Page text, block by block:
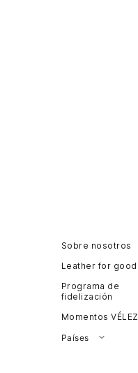
Sobre nosotros
Leather for good
Programa de
fidelización
Momentos VÉLEZ
Países